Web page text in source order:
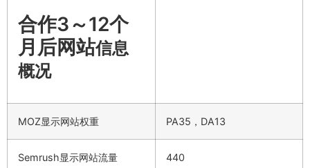
合作3～12个
月后网站信息
概况
MOZ显示网站权重 PA35，DA13
Semrush显示网站流量 440